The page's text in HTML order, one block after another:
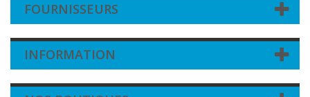
FOURNISSEURS
INFORMATION